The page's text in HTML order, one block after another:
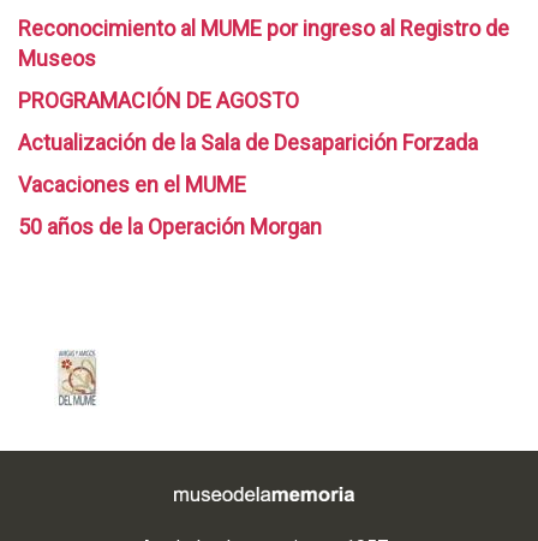
Reconocimiento al MUME por ingreso al Registro de
Museos
PROGRAMACIÓN DE AGOSTO
Actualización de la Sala de Desaparición Forzada
Vacaciones en el MUME
50 años de la Operación Morgan